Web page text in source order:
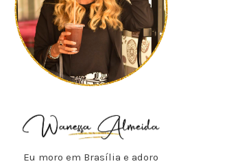
Eu moro em Brasília e adoro